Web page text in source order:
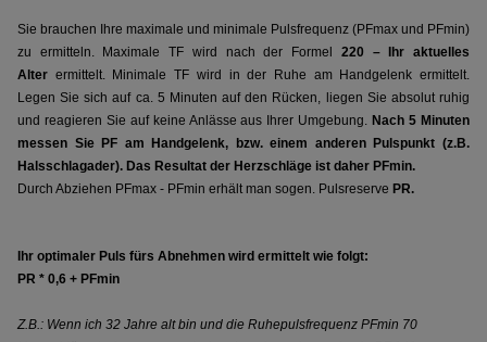
Sie brauchen Ihre maximale und minimale Pulsfrequenz (PFmax und PFmin)
zu ermitteln. Maximale TF wird nach der Formel 220 – Ihr aktuelles
Alter ermittelt. Minimale TF wird in der Ruhe am Handgelenk ermittelt.
Legen Sie sich auf ca. 5 Minuten auf den Rücken, liegen Sie absolut ruhig
und reagieren Sie auf keine Anlässe aus Ihrer Umgebung. Nach 5 Minuten
messen Sie PF am Handgelenk, bzw. einem anderen Pulspunkt (z.B.
Halsschlagader). Das Resultat der Herzschläge ist daher PFmin.
Durch Abziehen PFmax - PFmin erhält man sogen. Pulsreserve PR.
Ihr optimaler Puls fürs Abnehmen wird ermittelt wie folgt:
PR * 0,6 + PFmin
Z.B.: Wenn ich 32 Jahre alt bin und die Ruhepulsfrequenz PFmin 70